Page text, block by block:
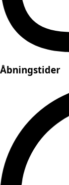
Åbningstider